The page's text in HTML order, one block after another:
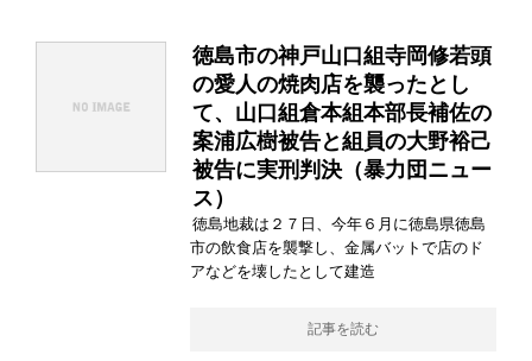
徳島市の神戸山口組寺岡修若頭
の愛人の焼肉店を襲ったとし
て、山口組倉本組本部長補佐の
案浦広樹被告と組員の大野裕己
被告に実刑判決（暴力団ニュー
ス）
徳島地裁は２７日、今年６月に徳島県徳島
市の飲食店を襲撃し、金属バットで店のド
アなどを壊したとして建造
記事を読む